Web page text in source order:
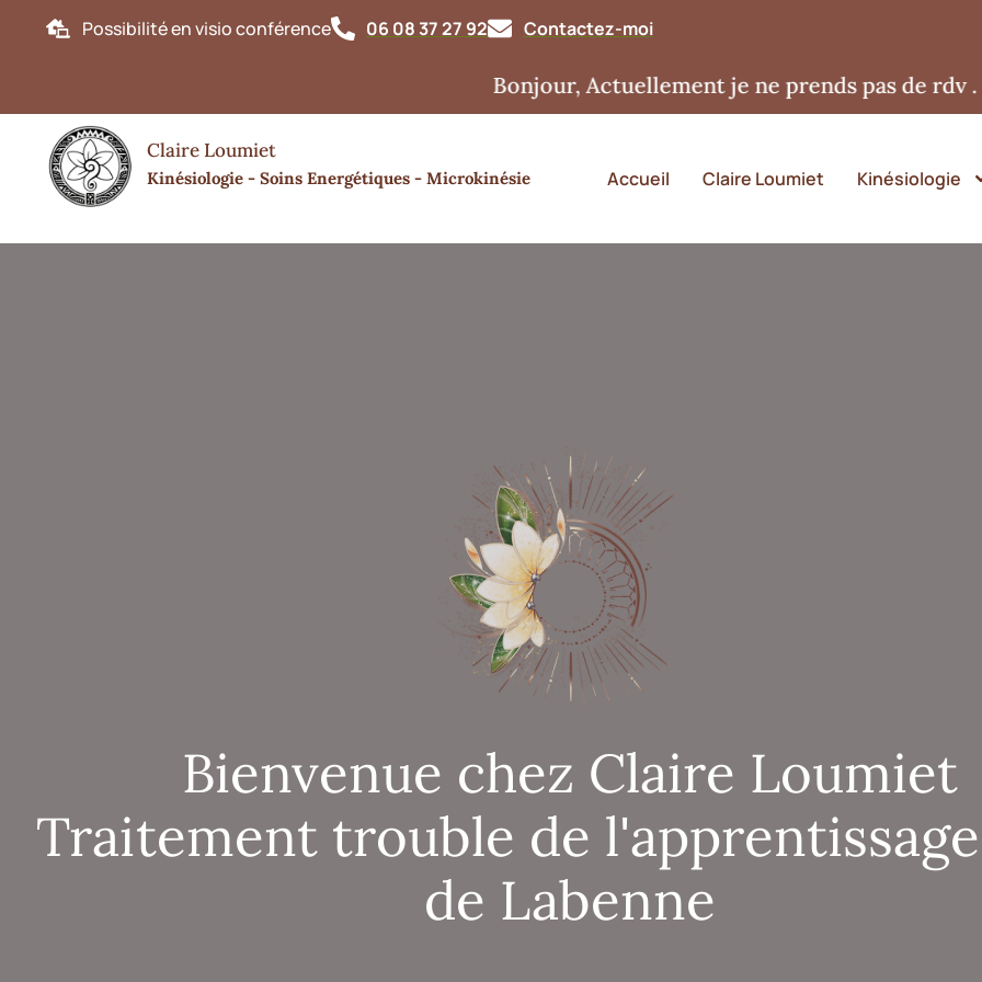
Possibilité en visio conférence 06 08 37 27 92 Contactez-moi
Bonjour, Actuellement je ne prends pas de rdv .
Claire Loumiet
Kinésiologie - Soins Energétiques - Microkinésie Accueil Claire Loumiet Kinésiologie
Bienvenue chez Claire Loumiet
Traitement trouble de
de Labenne